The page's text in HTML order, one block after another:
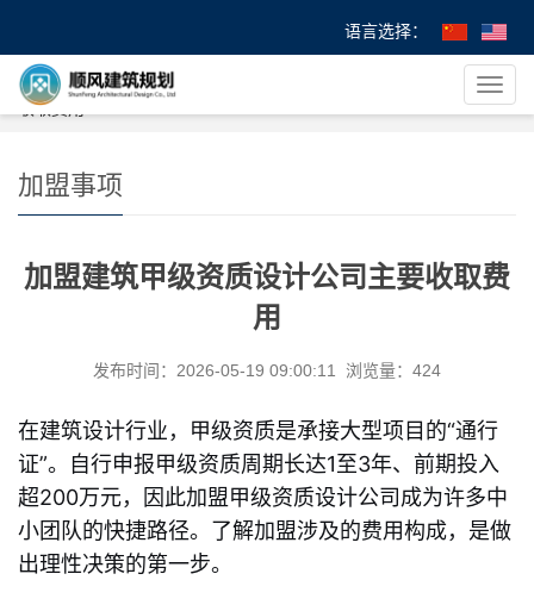
语言选择：
导
航
您的位置：首 页>
> 加盟建筑甲级资质设计公司主要
收取费用
加盟事项
加盟建筑甲级资质设计公司主要收取费
用
发布时间：2026-05-19 09:00:11 浏览量：424
在建筑设计行业，甲级资质是承接大型项目的“通行
证”。自行申报甲级资质周期长达1至3年、前期投入
超200万元，因此加盟甲级资质设计公司成为许多中
小团队的快捷路径。了解加盟涉及的费用构成，是做
出理性决策的第一步。